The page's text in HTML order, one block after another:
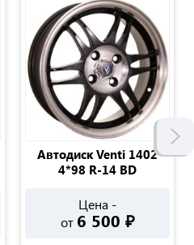
Автодиск Venti 1402
4*98 R-14 BD
Цена -
от 6 500 ₽